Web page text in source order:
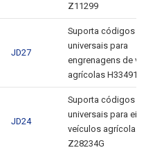
Z11299
JD27
Suporta códigos
universais para
engrenagens de
agrícolas H33491
JD24
Suporta códigos
universais para
veículos agrícolas
Z28234G